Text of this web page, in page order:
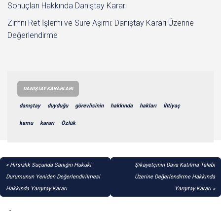
Sonuçları Hakkında Danıştay Kararı
Zımni Ret İşlemi ve Süre Aşımı: Danıştay Kararı Üzerine
Değerlendirme
DANIŞTAY KARARLARI
danıştay duyduğu görevlisinin hakkında hakları İhtiyaç
kamu kararı Özlük
YAZI
GEZINMESI
Hırsızlık Suçunda Sanığın Hukuki
Durumunun Yeniden Değerlendirilmesi
Hakkında Yargıtay Kararı
Şikayetçinin Dava Katılma Talebi
Üzerine Değerlendirme Hakkında
Yargıtay Kararı